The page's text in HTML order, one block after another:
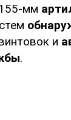
мм
и
.